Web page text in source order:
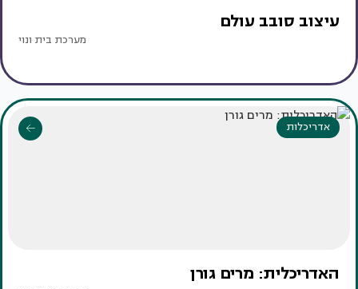
עיצוב סובב עולם
מערכת בית ונוי
אדריכלות
האדריכלית: מרים גורן